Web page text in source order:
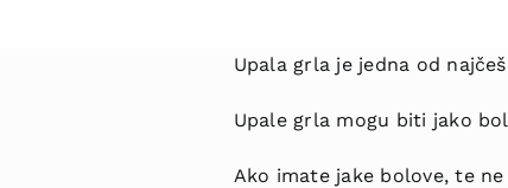
Upala grla je jedna od
Upale grla mogu biti jako
Ako imate jake bolove, te